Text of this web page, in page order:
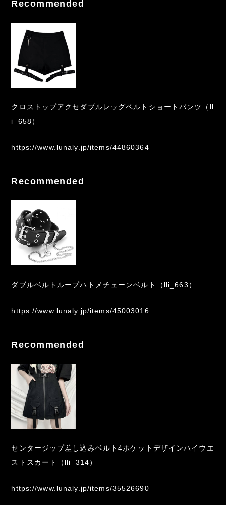
Recommended
クロストップアクセダブルレッグベルトショートパンツ（ll
i_658）
https://www.lunaly.jp/items/44860364
Recommended
ダブルベルトループハトメチェーンベルト（lli_663）
https://www.lunaly.jp/items/45003016
Recommended
センタージップ差し込みベルト4ポケットデザインハイウエ
ストスカート（lli_314）
https://www.lunaly.jp/items/35526690